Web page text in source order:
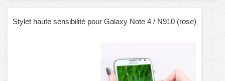
Stylet haute sensibilité pour Galaxy Note 4 / N910 (rose)